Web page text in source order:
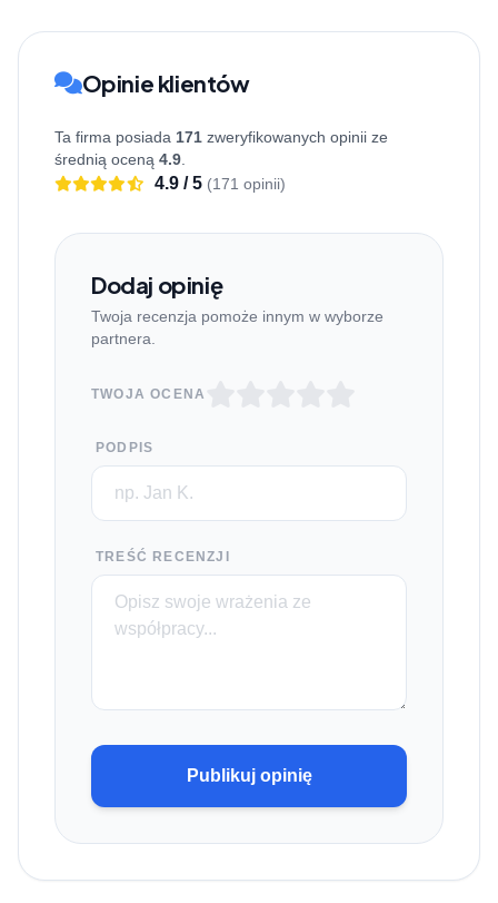
Opinie klientów
Ta firma posiada 171 zweryfikowanych opinii ze
średnią oceną 4.9
4.9 / 5 (171 opinii)
Dodaj opinię
Twoja recenzja pomoże innym w wyborze
partnera.
TWOJA OCENA
PODPIS
TREŚĆ RECENZJI
Publikuj opinię